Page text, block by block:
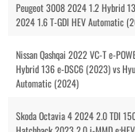
Peugeot 3008 2024 1.2 Hybrid
2024 1.6 T-GDI HEV Automatic
Nissan Qashqai 2022 VC-T e-
Hybrid 136 e-DSC6 (2023) vs
Automatic (2024)
Skoda Octavia 4 2024 2.0 TDI